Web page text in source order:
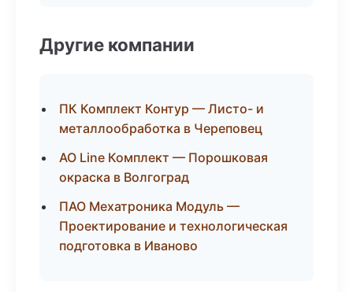
Другие компании
ПК Комплект Контур — Листо- и
металлообработка в Череповец
АО Line Комплект — Порошковая
окраска в Волгоград
ПАО Мехатроника Модуль —
Проектирование и технологическая
подготовка в Иваново